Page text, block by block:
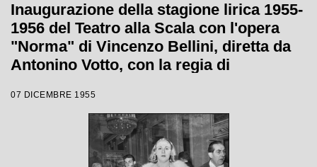
Inaugurazione della stagione lirica 1955-
1956 del Teatro alla Scala con l'opera
"Norma" di Vincenzo Bellini, diretta da
Antonino Votto, con la regia di
07 DICEMBRE 1955